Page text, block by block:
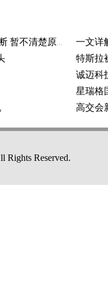
一文详
星瑞格
Reserved.